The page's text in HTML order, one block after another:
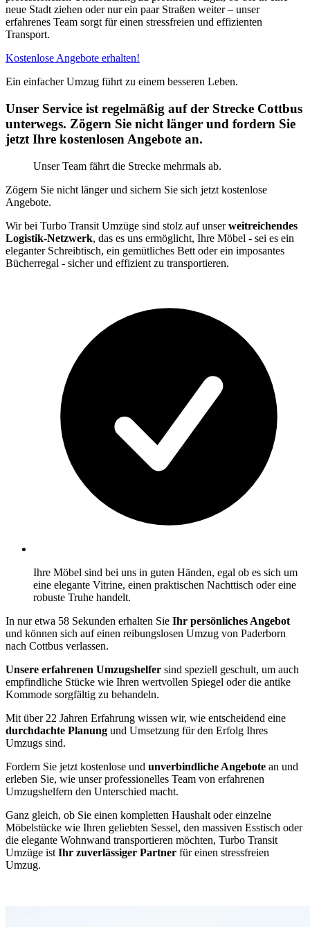
neue Stadt ziehen oder nur ein paar Straßen weiter – unser
erfahrenes Team sorgt für einen stressfreien und effizienten
Transport.
Kostenlose Angebote erhalten!
Ein einfacher Umzug führt zu einem besseren Leben.
Unser Service ist regelmäßig auf der Strecke Cottbus
unterwegs. Zögern Sie nicht länger und fordern Sie
jetzt Ihre kostenlosen Angebote an.
Unser Team fährt die Strecke mehrmals ab.
Zögern Sie nicht länger und sichern Sie sich jetzt kostenlose
Angebote.
Wir bei Turbo Transit Umzüge sind stolz auf unserweitreichendes
Logistik-Netzwerk, das es uns ermöglicht, Ihre Möbel - sei es ein
eleganter Schreibtisch, ein gemütliches Bett oder ein imposantes
Bücherregal - sicher und effizient zu transportieren.
Ihre Möbel sind bei uns in guten Händen, egal ob es sich um
eine elegante Vitrine, einen praktischen Nachttisch oder eine
robuste Truhe handelt.
In nur etwa 58 Sekunden erhalten Sie Ihr persönliches Angebot
und können sich auf einen reibungslosen Umzug von Paderborn
nach Cottbus verlassen.
Unsere erfahrenen Umzugshelfer sind speziell geschult, um auch
empfindliche Stücke wie Ihren wertvollen Spiegel oder die antike
Kommode sorgfältig zu behandeln.
Mit über 22 Jahren Erfahrung wissen wir, wie entscheidend eine
durchdachte Planung und Umsetzung für den Erfolg Ihres
Umzugs sind.
Fordern Sie jetzt kostenlose und unverbindliche Angebote an und
erleben Sie, wie unser professionelles Team von erfahrenen
Umzugshelfern den Unterschied macht.
Ganz gleich, ob Sie einen kompletten Haushalt oder einzelne
Möbelstücke wie Ihren geliebten Sessel, den massiven Esstisch oder
die elegante Wohnwand transportieren möchten, Turbo Transit
Umzüge ist Ihr zuverlässiger Partner für einen stressfreien
Umzug.